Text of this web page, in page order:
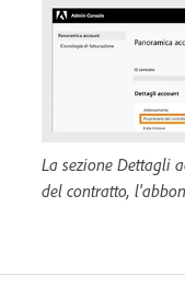
La sezione Dettagli
del contratto,